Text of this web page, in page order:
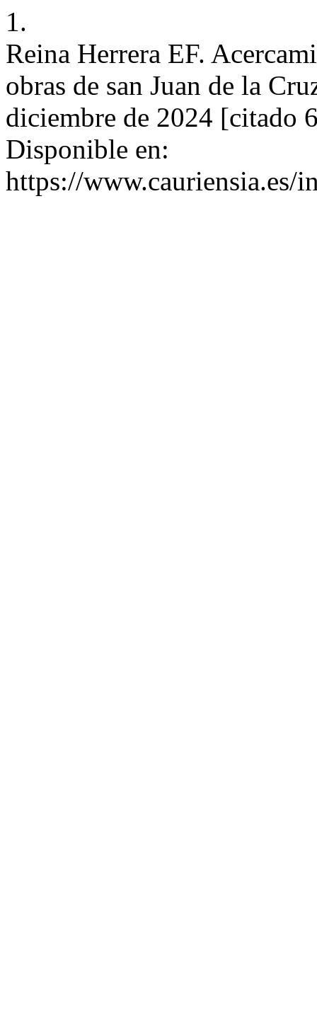
1.
Reina Herrera EF.
obras de san Juan de la
diciembre de 2024 [citado
Disponible en:
https://www.cauriensia.es/